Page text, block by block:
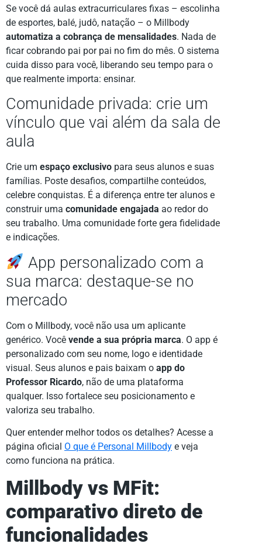
Se você dá aulas extracurriculares fixas – escolinha
de esportes, balé, judô, natação – o Millbody
automatiza a cobrança de mensalidades. Nada de
ficar cobrando pai por pai no fim do mês. O sistema
cuida disso para você, liberando seu tempo para o
que realmente importa: ensinar.
Comunidade privada: crie um
vínculo que vai além da sala de
aula
Crie um espaço exclusivo para seus alunos e suas
famílias. Poste desafios, compartilhe conteúdos,
celebre conquistas. É a diferença entre ter alunos e
construir uma comunidade engajada ao redor do
seu trabalho. Uma comunidade forte gera fidelidade
e indicações.
App personalizado com a
sua marca: destaque-se no
mercado
Com o Millbody, você não usa um aplicante
genérico. Você vende a sua própria marca. O app é
personalizado com seu nome, logo e identidade
visual. Seus alunos e pais baixam o app do
Professor Ricardo, não de uma plataforma
qualquer. Isso fortalece seu posicionamento e
valoriza seu trabalho.
Quer entender melhor todos os detalhes? Acesse a
página oficial O que é Personal Millbody e veja
como funciona na prática.
Millbody vs MFit:
comparativo direto de
funcionalidades